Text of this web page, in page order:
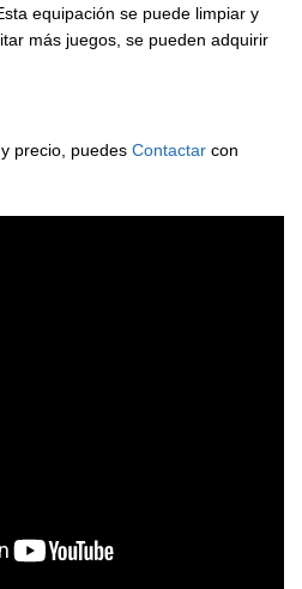
equipación se puede limpiar y
más juegos, se pueden adquirir
precio, puedes Contactar con